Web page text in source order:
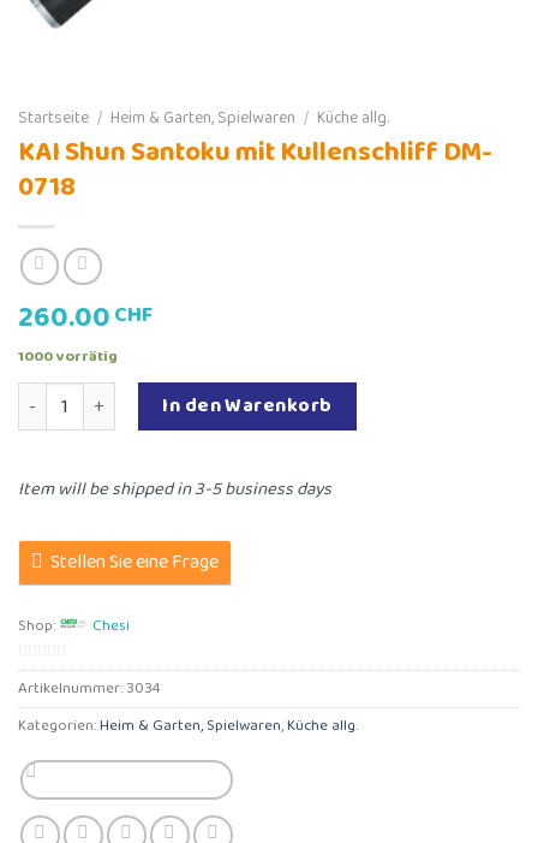
Startseite / Heim & Garten, Spielwaren / Küche allg.
KAI Shun Santoku mit Kullenschliff DM-
0718
260.00CHF
1000 vorrätig
KAI Shun Santoku mit Kullenschliff DM-0718 Menge
In den Warenkorb
Item will be shipped in 3-5 business days
Stellen Sie eine Frage
Shop: Chesi
0
von
5
Artikelnummer:3034
Kategorien:Heim & Garten, Spielwaren,Küche allg.